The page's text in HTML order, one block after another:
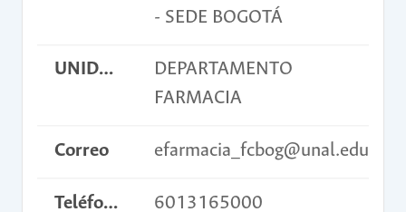
- SEDE BOGOTÁ
UNIDAD ACADÉMICA BÁSICA
DEPARTAMENTO
FARMACIA
Correo efarmacia_fcbog@unal.edu.co
Teléfono 6013165000